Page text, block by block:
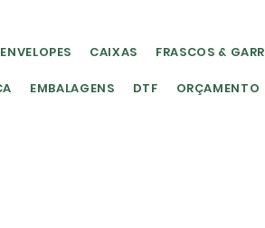
ENVELOPES CAIXAS FRASCOS &
EMBALAGENS DTF ORÇAMENTO